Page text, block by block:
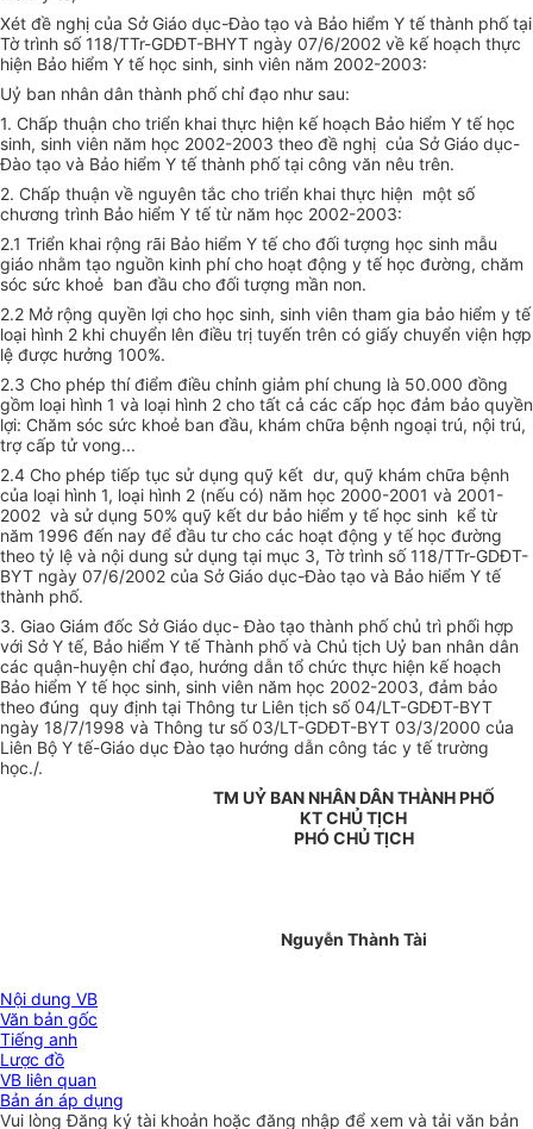
Xét đề nghị của Sở Giáo dục-Đào tạo và Bảo hiểm Y tế thành phố tại
Tờ trình số 118/TTr-GDĐT-BHYT ngày 07/6/2002 về kế hoạch thực
hiện Bảo hiểm Y tế học sinh, sinh viên năm 2002-2003:
Uỷ ban nhân dân thành phố chỉ đạo như sau:
1. Chấp thuận cho triển khai thực hiện kế hoạch Bảo hiểm Y tế học
sinh, sinh viên năm học 2002-2003 theo đề nghị của Sở Giáo dục-
Đào tạo và Bảo hiểm Y tế thành phố tại công văn nêu trên.
2. Chấp thuận về nguyên tắc cho triển khai thực hiện một số
chương trình Bảo hiểm Y tế từ năm học 2002-2003:
2.1 Triển khai rộng rãi Bảo hiểm Y tế cho đối tượng học sinh mẫu
giáo nhằm tạo nguồn kinh phí cho hoạt động y tế học đường, chăm
sóc sức khoẻ ban đầu cho đối tượng mần non.
2.2 Mở rộng quyền lợi cho học sinh, sinh viên tham gia bảo hiểm y tế
loại hình 2 khi chuyển lên điều trị tuyến trên có giấy chuyển viện hợp
lệ được hưởng 100%.
2.3 Cho phép thí điểm điều chỉnh giảm phí chung là 50.000 đồng
gồm loại hình 1 và loại hình 2 cho tất cả các cấp học đảm bảo quyền
lợi: Chăm sóc sức khoẻ ban đầu, khám chữa bệnh ngoại trú, nội trú,
trợ cấp tử vong...
2.4 Cho phép tiếp tục sử dụng quỹ kết dư, quỹ khám chữa bệnh
của loại hình 1, loại hình 2 (nếu có) năm học 2000-2001 và 2001-
2002 và sử dụng 50% quỹ kết dư bảo hiểm y tế học sinh kể từ
năm 1996 đến nay để đầu tư cho các hoạt động y tế học đường
theo tỷ lệ và nội dung sử dụng tại mục 3, Tờ trình số 118/TTr-GDĐT-
BYT ngày 07/6/2002 của Sở Giáo dục-Đào tạo và Bảo hiểm Y tế
thành phố.
3. Giao Giám đốc Sở Giáo dục- Đào tạo thành phố chủ trì phối hợp
với Sở Y tế, Bảo hiểm Y tế Thành phố và Chủ tịch Uỷ ban nhân dân
các quận-huyện chỉ đạo, hướng dẫn tổ chức thực hiện kế hoạch
Bảo hiểm Y tế học sinh, sinh viên năm học 2002-2003, đảm bảo
theo đúng quy định tại Thông tư Liên tịch số 04/LT-GDĐT-BYT
ngày 18/7/1998 và Thông tư số 03/LT-GDĐT-BYT 03/3/2000 của
Liên Bộ Y tế-Giáo dục Đào tạo hướng dẫn công tác y tế trường
học./.
TM UỶ BAN NHÂN DÂN THÀNH PHỐ
KT CHỦ TỊCH
PHÓ CHỦ TỊCH
Nguyễn Thành Tài
Nội dung VB
Văn bản gốc
Tiếng anh
Lược đồ
VB liên quan
Bản án áp dụng
Vui lòngĐăng ký tài khoản hoặc đăng nhập để xem và tải văn bản